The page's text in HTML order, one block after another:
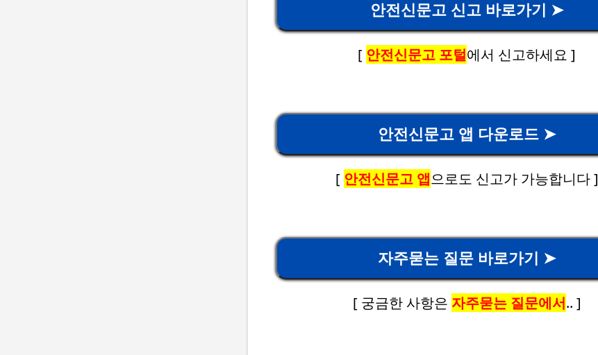
안전신문고 신고 바로가기 ➤
[ 안전신문고 포털에서 신고하세요 ]
안전신문고 앱 다운로드 ➤
[ 안전신문고 앱으로도 신고가 가능합니다 ]
자주묻는 질문 바로가기 ➤
[ 궁금한 사항은 자주묻는 질문에서.. ]